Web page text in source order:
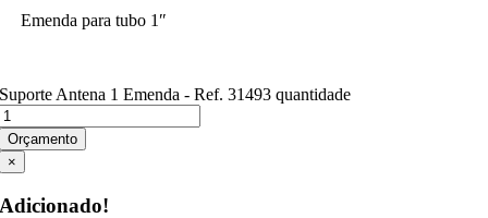
Emenda para tubo 1″
Suporte Antena 1 Emenda - Ref. 31493 quantidade
Orçamento
×
Adicionado!